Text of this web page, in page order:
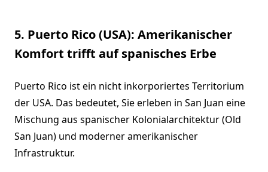
5. Puerto Rico (USA): Amerikanischer
Komfort trifft auf spanisches Erbe
Puerto Rico ist ein nicht inkorporiertes Territorium
der USA. Das bedeutet, Sie erleben in San Juan eine
Mischung aus spanischer Kolonialarchitektur (Old
San Juan) und moderner amerikanischer
Infrastruktur.